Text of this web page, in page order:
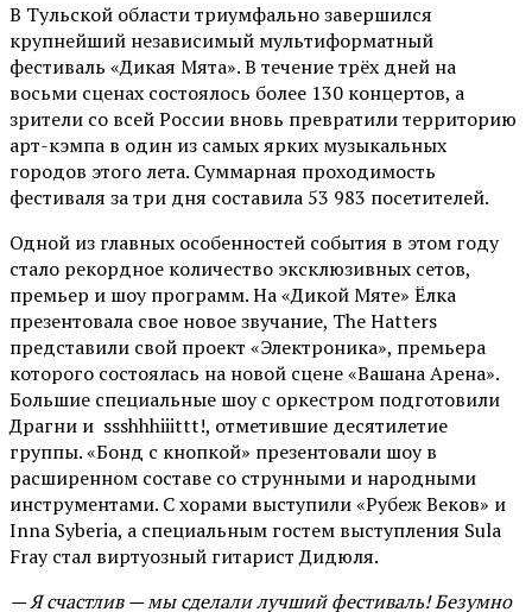
В Тульской области триумфально завершился
крупнейший независимый мультиформатный
фестиваль «Дикая Мята». В течение трёх дней на
восьми сценах состоялось более 130 концертов, а
зрители со всей России вновь превратили территорию
арт-кэмпа в один из самых ярких музыкальных
городов этого лета. Суммарная проходимость
фестиваля за три дня составила 53 983 посетителей.
Одной из главных особенностей события в этом году
стало рекордное количество эксклюзивных сетов,
премьер и шоу программ. На «Дикой Мяте» Ёлка
презентовала свое новое звучание, The Hatters
представили свой проект «Электроника», премьера
которого состоялась на новой сцене «Вашана Арена».
Большие специальные шоу с оркестром подготовили
Драгни и ssshhhiiittt!, отметившие десятилетие
группы. «Бонд с кнопкой» презентовали шоу в
расширенном составе со струнными и народными
инструментами. С хорами выступили «Рубеж Веков» и
Inna Syberia, а специальным гостем выступления Sula
Fray стал виртуозный гитарист Дидюля.
— Я счастлив — мы сделали лучший фестиваль! Безумно